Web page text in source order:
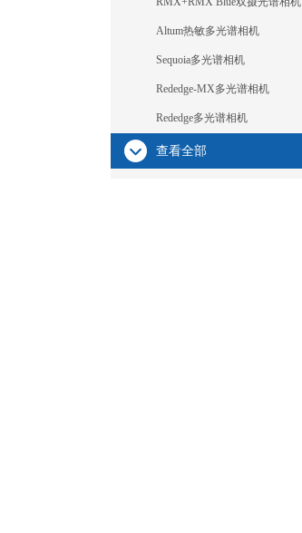
Altum热敏多光谱相机
Sequoia多光谱相机
Rededge-MX多光谱相机
Rededge多光谱相机
查看全部